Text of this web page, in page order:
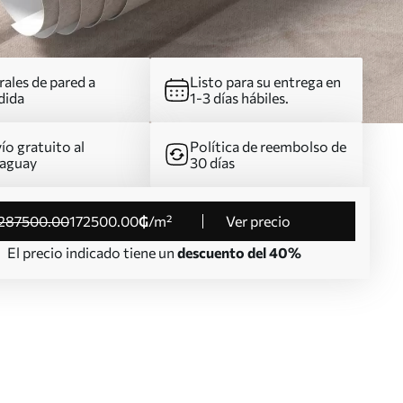
de pared a
Listo para su entrega en
1-3 días hábiles.
gratuito al
Política de reembolso de
30 días
.00172500.00₲/m²
Ver precio
El precio indicado tiene un descuento del 40%